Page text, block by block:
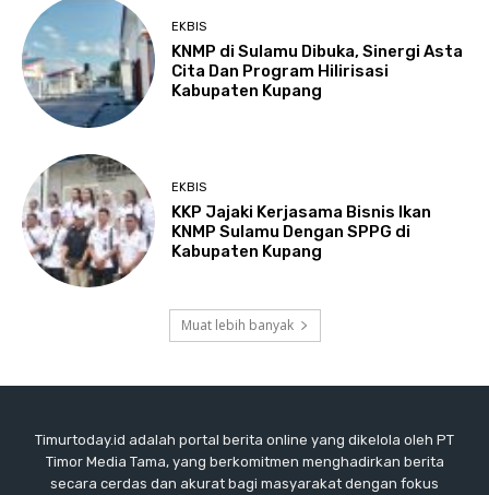
EKBIS
KNMP di Sulamu Dibuka, Sinergi Asta
Cita Dan Program Hilirisasi
Kabupaten Kupang
EKBIS
KKP Jajaki Kerjasama Bisnis Ikan
KNMP Sulamu Dengan SPPG di
Kabupaten Kupang
Muat lebih banyak
Timurtoday.id adalah portal berita online yang dikelola oleh PT
Timor Media Tama, yang berkomitmen menghadirkan berita
secara cerdas dan akurat bagi masyarakat dengan fokus